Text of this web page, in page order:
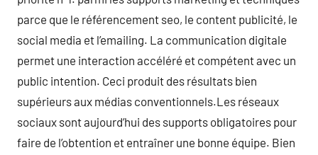
parce que le référencement seo, le content publicité, le
social media et l’emailing. La communication digitale
permet une interaction accéléré et compétent avec un
public intention. Ceci produit des résultats bien
supérieurs aux médias conventionnels.Les réseaux
sociaux sont aujourd’hui des supports obligatoires pour
faire de l’obtention et entraîner une bonne équipe. Bien